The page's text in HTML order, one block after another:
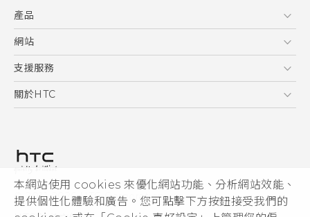
本網站使用 cookies 來優化網站功能、分析網站效能、
提供個性化體驗和廣告。您可點擊下方按鈕接受我們的
產品
5G
智能手機
區塊鍊手機
網站
HTC Dev
HTC Research
支援服務
服務中心
關於HTC
私隱政策
產品安全
加入HTC
© 2011-2026 HTC Corporation